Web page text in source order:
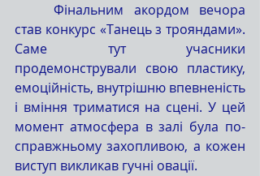
	Фінальним акордом вечора
став конкурс «Танець з трояндами».
Саме тут учасники
продемонстрували свою пластику,
емоційність, внутрішню впевненість
і вміння триматися на сцені. У цей
момент атмосфера в залі була по-
справжньому захопливою, а кожен
виступ викликав гучні овації.